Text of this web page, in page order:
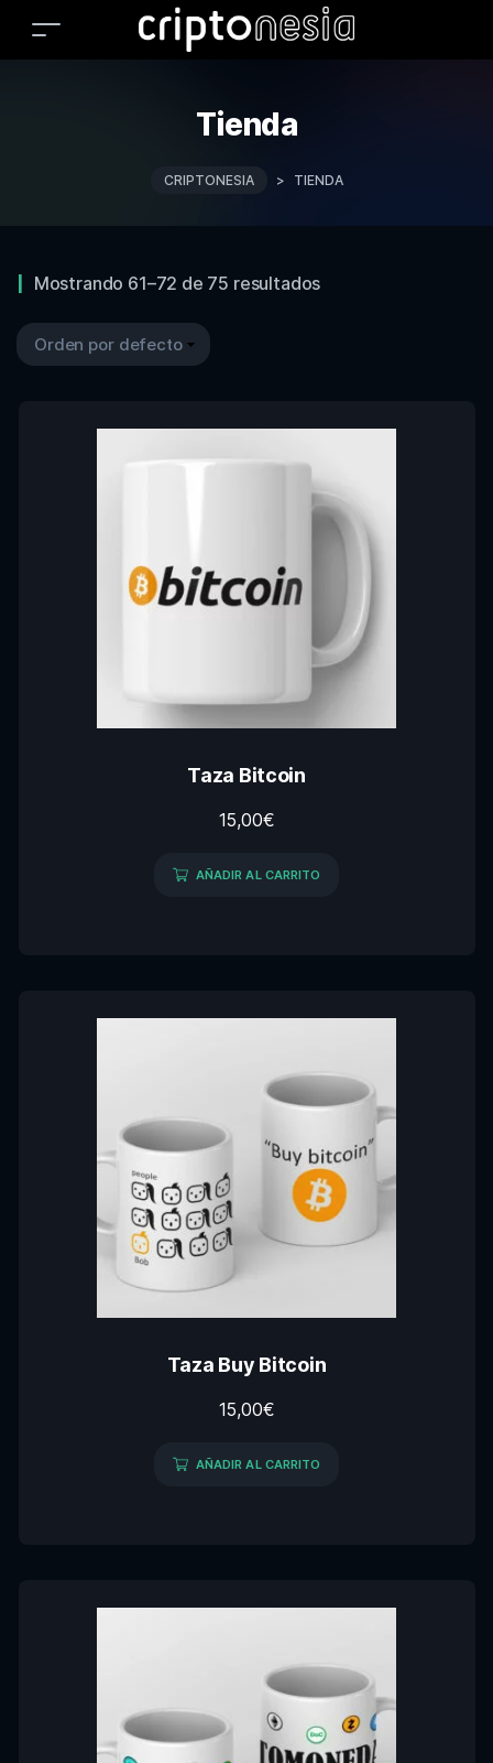
Tienda
CRIPTONESIA > TIENDA
Mostrando 61–72 de 75 resultados
Taza Bitcoin
15,00€
AÑADIR AL CARRITO
Taza Buy Bitcoin
15,00€
AÑADIR AL CARRITO